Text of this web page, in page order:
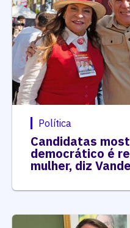
Política
Candidatas
democrático é
mulher, diz